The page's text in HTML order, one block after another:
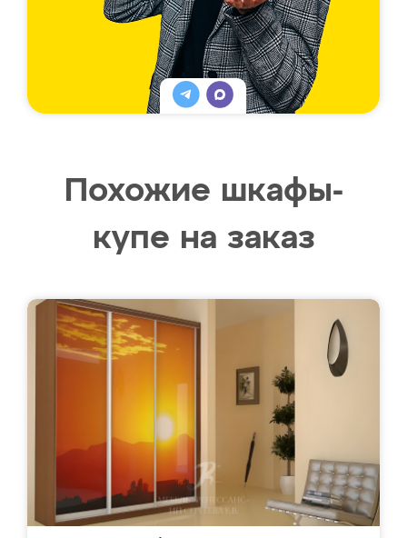
Похожие шкафы-
купе на заказ